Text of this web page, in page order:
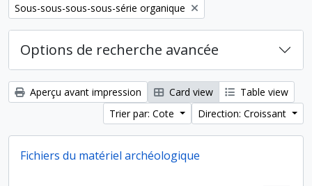
Remove filter:
Sous-sous-sous-sous-série organique
Options de recherche avancée
Aperçu avant impression Card view
Table view
Trier par: Cote
Direction: Croissant
Fichiers du matériel archéologique